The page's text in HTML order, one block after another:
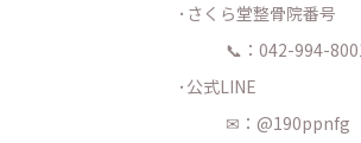
･さくら堂整骨院番号
📞：042-994-
･公式LINE
✉：@190ppnfg